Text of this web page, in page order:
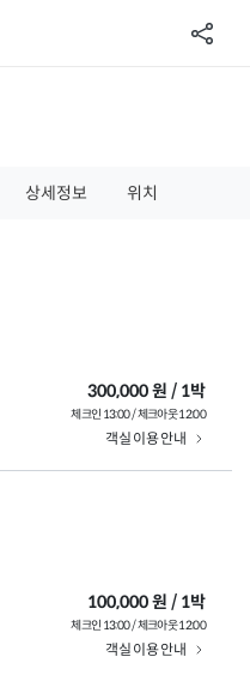
상세정보 위치
300,000 원 / 1박
체크인 13:00 / 체크아웃 12:00
객실 이용 안내
100,000 원 / 1박
체크인 13:00 / 체크아웃 12:00
객실 이용 안내